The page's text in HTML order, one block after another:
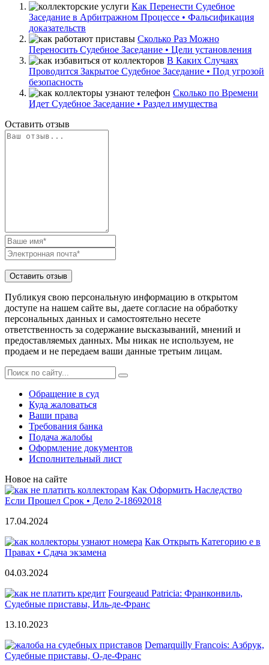
Как Перенести Судебное
Заседание в Арбитражном Процессе • Фальсификация
доказательств
Сколько Раз Можно
Переносить Судебное Заседание • Цели установления
В Каких Случаях
Проводится Закрытое Судебное Заседание • Под угрозой
безопасность
Сколько по Времени
Идет Судебное Заседание • Раздел имущества
Оставить отзыв
Публикуя свою персональную информацию в открытом
доступе на нашем сайте вы, даете согласие на обработку
персональных данных и самостоятельно несете
ответственность за содержание высказываний, мнений и
предоставляемых данных. Мы никак не используем, не
продаем и не передаем ваши данные третьим лицам.
Обращение в суд
Куда жаловаться
Ваши права
Требования банка
Подача жалобы
Оформление документов
Исполнительный лист
Новое на сайте
Как Оформить Наследство
Если Прошел Срок • Дело 2-18692018
17.04.2024
Как Открыть Категорию е в
Правах • Сдача экзамена
04.03.2024
Fourgeaud Patricia: Франконвиль,
Судебные приставы, Иль-де-Франс
13.10.2023
Demarquilly Francois: Азбрук,
Судебные приставы, О-де-Франс